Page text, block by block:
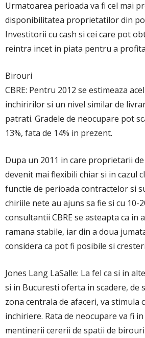
Urmatoarea perioada va fi cel mai
disponibilitatea proprietatilor din
Investitorii cu cash si cei care pot
reintra incet in piata pentru a
Birouri
CBRE: Pentru 2012 se estimeaza
inchiririlor si un nivel similar de
patrati. Gradele de neocupare pot
13%, fata de 14% in prezent.
Dupa un 2011 in care proprietarii
devenit mai flexibili chiar si in cazul
functie de perioada contractelor si
chiriile nete au ajuns sa fie si cu 10-
consultantii CBRE se asteapta ca in
ramana stabile, iar din a doua
considera ca pot fi posibile si
Jones Lang LaSalle: La fel ca si in
si in Bucuresti oferta in scadere, de
zona centrala de afaceri, va stimula
inchiriere. Rata de neocupare va fi
mentinerii cererii de spatii de birouri